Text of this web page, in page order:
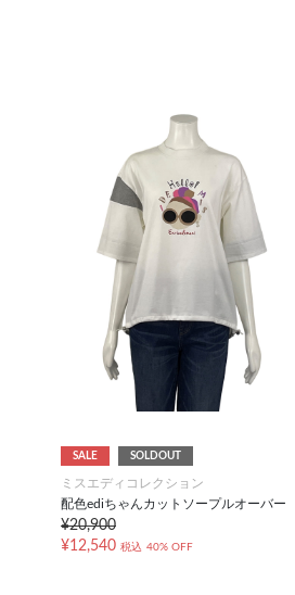
SALE SOLDOUT
ミスエディコレクション
配色ediちゃんカットソープルオーバー
¥20,900
¥12,540 税込 40% OFF